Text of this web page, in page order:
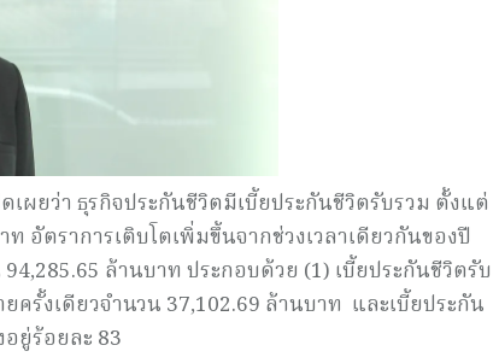
เผยว่า ธุรกิจประกันชีวิตมีเบี้ยประกันชีวิตรับรวม ตั้งแต่
อัตราการเติบโตเพิ่มขึ้นจากช่วงเวลาเดียวกันของปี
ล้านบาท ประกอบด้วย (1) เบี้ยประกันชีวิตรับ
ครั้งเดียวจำนวน 37,102.69 ล้านบาท และเบี้ยประกัน
ยู่ร้อยละ 83